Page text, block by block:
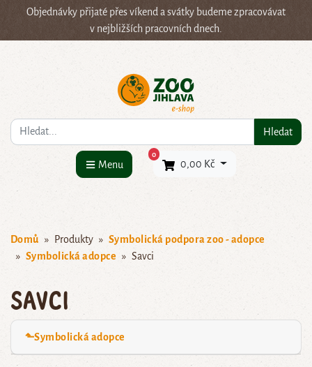
Objednávky přijaté přes víkend a svátky budeme zpracovávat
v nejbližších pracovních dnech.
Co hledáte? Hledat
Menu
0×
0,00 Kč
Domů Produkty
Symbolická podpora zoo - adopce
Symbolická adopce
Savci
Savci
⬑Symbolická adopce